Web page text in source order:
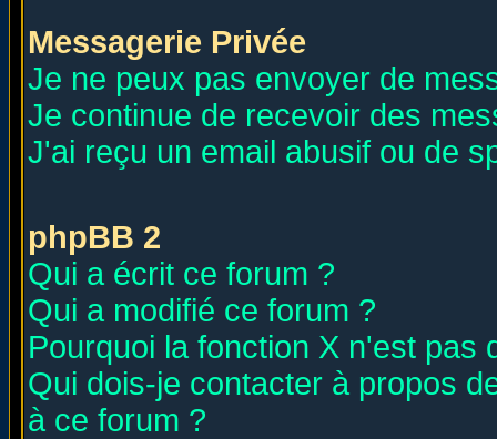
Messagerie Privée
Je ne peux pas envoyer de
Je continue de recevoir des
J'ai reçu un email abusif ou de
phpBB 2
Qui a écrit ce forum ?
Qui a modifié ce forum ?
Pourquoi la fonction X n'est pas
Qui dois-je contacter à propos
à ce forum ?